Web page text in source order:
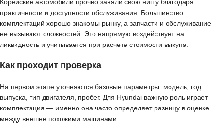
Корейские автомобили прочно заняли свою нишу благодаря
практичности и доступности обслуживания. Большинство
комплектаций хорошо знакомы рынку, а запчасти и обслуживание
не вызывают сложностей. Это напрямую воздействует на
ликвидность и учитывается при расчете стоимости выкупа.
Как проходит проверка
На первом этапе уточняются базовые параметры: модель, год
выпуска, тип двигателя, пробег. Для Hyundai важную роль играет
комплектация — именно она часто определяет разницу в оценке
между внешне похожими машинами.